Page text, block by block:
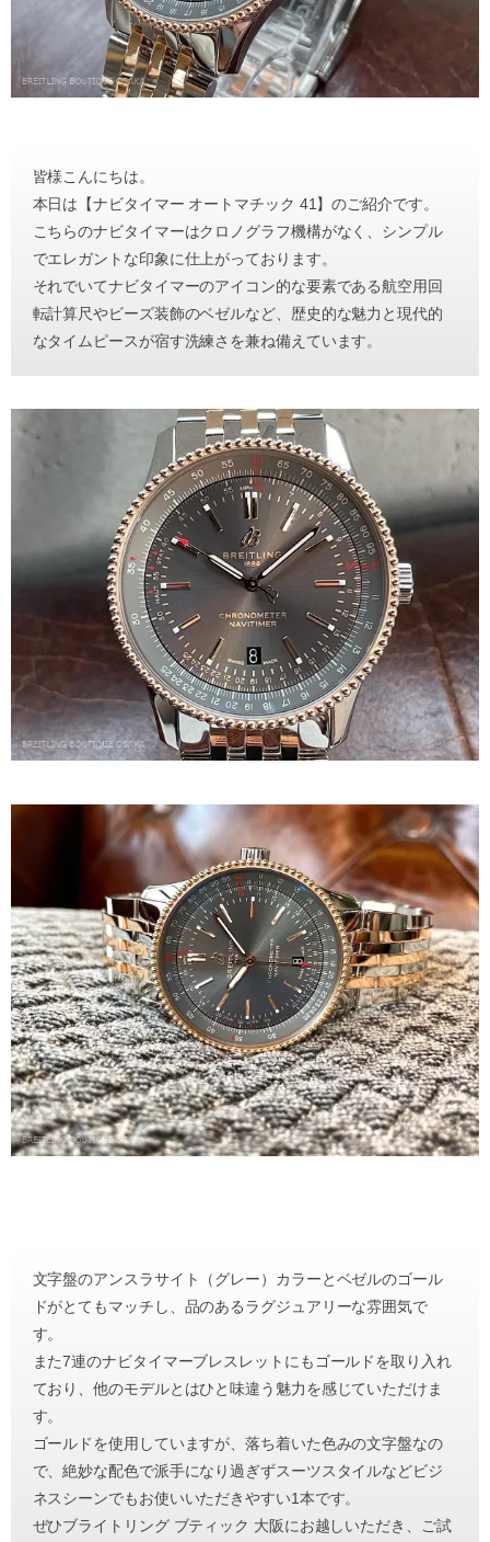
皆様こんにちは。
本日は【ナビタイマー オートマチック 41】のご紹介です。
こちらのナビタイマーはクロノグラフ機構がなく、シンプル
でエレガントな印象に仕上がっております。
それでいてナビタイマーのアイコン的な要素である航空用回
転計算尺やビーズ装飾のベゼルなど、歴史的な魅力と現代的
なタイムピースが宿す洗練さを兼ね備えています。
文字盤のアンスラサイト（グレー）カラーとベゼルのゴール
ドがとてもマッチし、品のあるラグジュアリーな雰囲気で
す。
また7連のナビタイマーブレスレットにもゴールドを取り入れ
ており、他のモデルとはひと味違う魅力を感じていただけま
す。
ゴールドを使用していますが、落ち着いた色みの文字盤なの
で、絶妙な配色で派手になり過ぎずスーツスタイルなどビジ
ネスシーンでもお使いいただきやすい1本です。
ぜひブライトリング ブティック 大阪にお越しいただき、ご試